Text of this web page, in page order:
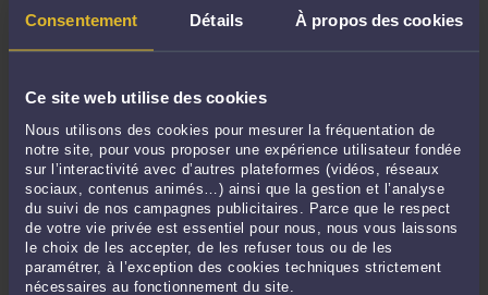
Consentement Détails À propos des cookies
Ce site web utilise des cookies
Nous utilisons des cookies pour mesurer la fréquentation de
notre site, pour vous proposer une expérience utilisateur fondée
sur l’interactivité avec d’autres plateformes (vidéos, réseaux
sociaux, contenus animés…) ainsi que la gestion et l’analyse
du suivi de nos campagnes publicitaires. Parce que le respect
de votre vie privée est essentiel pour nous, nous vous laissons
le choix de les accepter, de les refuser tous ou de les
paramétrer, à l’exception des cookies techniques strictement
nécessaires au fonctionnement du site.
Mars 2023
Février 2023
Décembre 2022
Novembre 2022
Octobre 2022
Septembre 2022
Août 2022
Juillet 2022
Juin 2022